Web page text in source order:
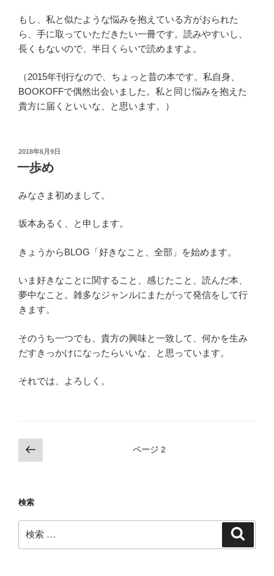
もし、私と似たような悩みを抱えている方がおられた
ら、手に取っていただきたい一冊です。読みやすいし、
長くもないので、半日くらいで読めますよ。
（2015年刊行なので、ちょっと昔の本です。私自身、
BOOKOFFで偶然出会いました。私と同じ悩みを抱えた
貴方に届くといいな、と思います。）
投
2018年6月9日
一歩め
みなさま初めまして。
坂本あるく、と申します。
きょうからBLOG「好きなこと、全部」を始めます。
いま好きなことに関すること、感じたこと、読んだ本、
夢中なこと。雑多なジャンルにまたがって発信をして行
きます。
そのうち一つでも、貴方の興味と一致して、何かを生み
だすきっかけになったらいいな、と思っています。
それでは、よろしく。
投
稿
ビ
ー
シ
の
ページ 2
検索
検
索: